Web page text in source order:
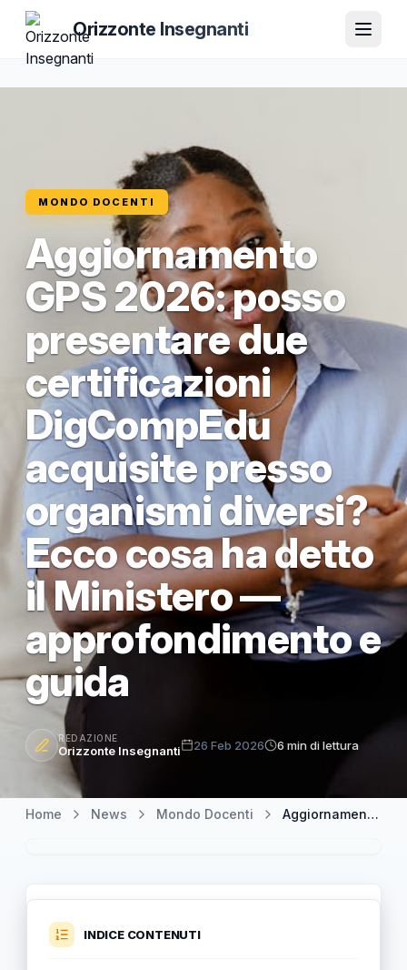
Orizzonte Insegnanti
MONDO DOCENTI
Aggiornamento
GPS 2026: posso
presentare due
certificazioni
DigCompEdu
acquisite presso
organismi diversi?
Ecco cosa ha detto
il Ministero —
approfondimento e
guida
REDAZIONE
Orizzonte Insegnanti 26 Feb 2026 6 min di lettura
Home News Mondo Docenti Aggiornamento GPS 2026: posso presentare due certificazioni DigCompEdu acquisite presso organismi diversi? Ecco cosa ha detto il Ministero — approfondimento e guida
INDICE CONTENUTI